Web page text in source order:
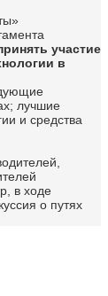
участие
в
лучшие
и средства
в ходе
о путях